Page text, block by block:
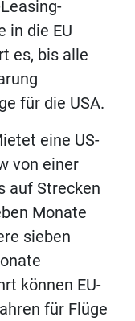
in die EU
es, bis alle
für die USA.
eine US-
von einer
auf Strecken
Monate
sieben
können EU-
für Flüge